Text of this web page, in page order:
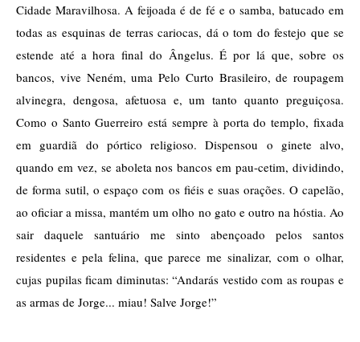
Cidade Maravilhosa. A feijoada é de fé e o samba, batucado em
todas as esquinas de terras cariocas, dá o tom do festejo que se
estende até a hora final do Ângelus. É por lá que, sobre os
bancos, vive Neném, uma Pelo Curto Brasileiro, de roupagem
alvinegra, dengosa, afetuosa e, um tanto quanto preguiçosa.
Como o Santo Guerreiro está sempre à porta do templo, fixada
em guardiã do pórtico religioso. Dispensou o ginete alvo,
quando em vez, se aboleta nos bancos em pau-cetim, dividindo,
de forma sutil, o espaço com os fiéis e suas orações. O capelão,
ao oficiar a missa, mantém um olho no gato e outro na hóstia. Ao
sair daquele santuário me sinto abençoado pelos santos
residentes e pela felina, que parece me sinalizar, com o olhar,
cujas pupilas ficam diminutas: “Andarás vestido com as roupas e
as armas de Jorge... miau! Salve Jorge!”